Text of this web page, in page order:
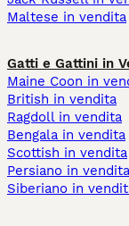
Maltese in vendita
Gatti e Gattini in
Maine Coon in
British in vendita
Ragdoll in vendita
Bengala in vendita
Scottish in vendita
Persiano in vendita
Siberiano in